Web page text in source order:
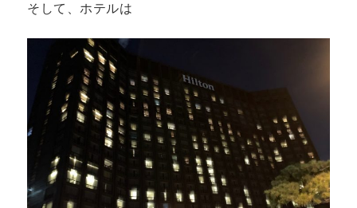
そして、ホテルは